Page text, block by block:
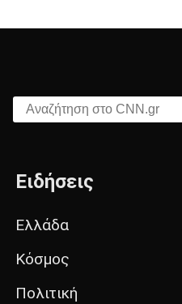
Αναζήτηση στο CNN.gr
Ειδήσεις
Ελλάδα
Κόσμος
Πολιτική